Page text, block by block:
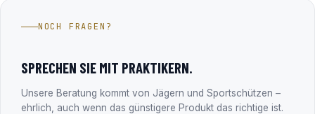
Salzburg). Alle Unternehmensdaten findest du transparent
NOCH FRAGEN?
SPRECHEN SIE MIT PRAKTIKERN.
Unsere Beratung kommt von Jägern und Sportschützen –
ehrlich, auch wenn das günstigere Produkt das richtige ist.